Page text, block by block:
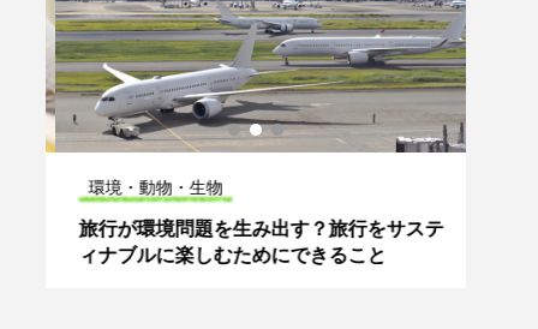
環境・動物・生物
旅行が環境問題を生み出す？旅行をサステ
ィナブルに楽しむためにできること